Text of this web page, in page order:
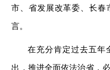
市、省发展改革委、长
言。
在充分肯定过去五年
出，推进全面依法治省，